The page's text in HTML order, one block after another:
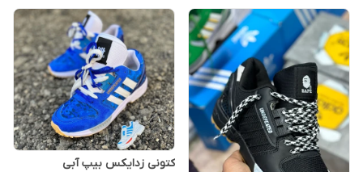
کتونی زدایکس بیپ آبی